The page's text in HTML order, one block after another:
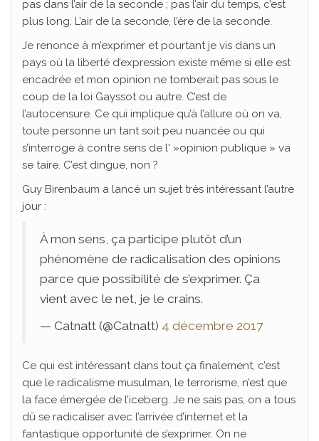
pas dans l’air de la seconde ; pas l’air du temps, c’est
plus long. L’air de la seconde, l’ère de la seconde.
Je renonce à m’exprimer et pourtant je vis dans un
pays où la liberté d’expression existe même si elle est
encadrée et mon opinion ne tomberait pas sous le
coup de la loi Gayssot ou autre. C’est de
l’autocensure. Ce qui implique qu’à l’allure où on va,
toute personne un tant soit peu nuancée ou qui
s’interroge à contre sens de l' »opinion publique » va
se taire. C’est dingue, non ?
Guy Birenbaum a lancé un sujet très intéressant l’autre
jour :
À mon sens, ça participe plutôt d’un
phénomène de radicalisation des opinions
parce que possibilité de s’exprimer. Ça
vient avec le net, je le crains.
— Catnatt (@Catnatt) 4 décembre 2017
Ce qui est intéressant dans tout ça finalement, c’est
que le radicalisme musulman, le terrorisme, n’est que
la face émergée de l’iceberg. Je ne sais pas, on a tous
dû se radicaliser avec l’arrivée d’internet et la
fantastique opportunité de s’exprimer. On ne